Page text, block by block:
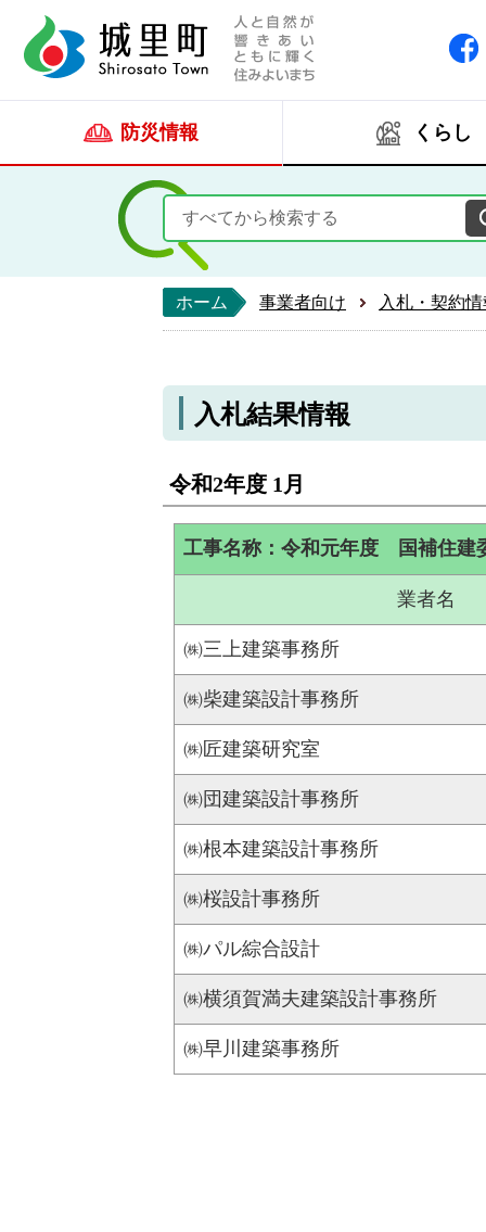
防災情報 くらし
ホーム 事業者向け 入札・契約
入札結果情報
令和2年度 1月
工事名称：令和元年度 国補住建
業者名
㈱三上建築事務所
㈱柴建築設計事務所
㈱匠建築研究室
㈱団建築設計事務所
㈱根本建築設計事務所
㈱桜設計事務所
㈱パル綜合設計
㈱横須賀満夫建築設計事務所
㈱早川建築事務所